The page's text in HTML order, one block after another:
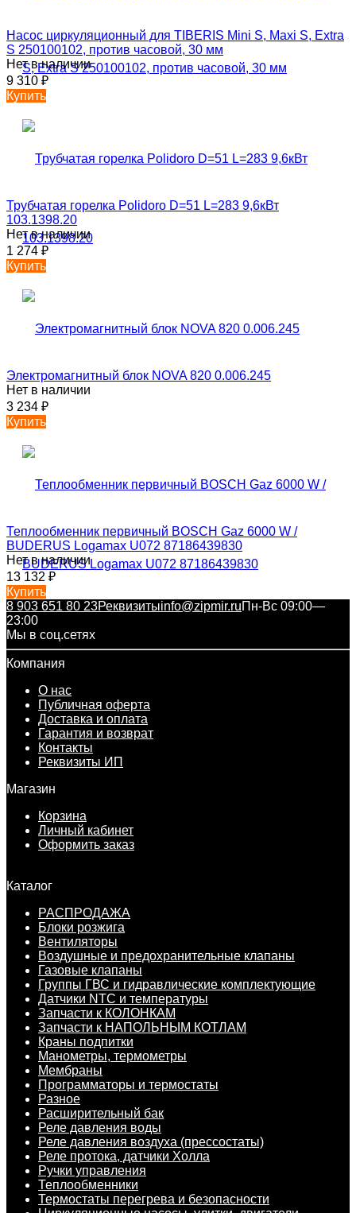
Насос циркуляционный для TIBERIS Mini S, Maxi S, Extra
S 250100102, против часовой, 30 мм
Нет в наличии
9 310 ₽
Купить
Трубчатая горелка Polidoro D=51 L=283 9,6кВт
103.1398.20
Нет в наличии
1 274 ₽
Купить
Электромагнитный блок NOVA 820 0.006.245
Нет в наличии
3 234 ₽
Купить
Теплообменник первичный BOSCH Gaz 6000 W /
BUDERUS Logamax U072 87186439830
Нет в наличии
13 132 ₽
Купить
8 903 651 80 23Реквизитыinfo@zipmir.ruПн-Вс 09:00—
23:00
Мы в соц.сетях
Компания
О нас
Публичная оферта
Доставка и оплата
Гарантия и возврат
Контакты
Реквизиты ИП
Магазин
Корзина
Личный кабинет
Оформить заказ
Каталог
РАСПРОДАЖА
Блоки розжига
Вентиляторы
Воздушные и предохранительные клапаны
Газовые клапаны
Группы ГВС и гидравлические комплектующие
Датчики NTC и температуры
Запчасти к КОЛОНКАМ
Запчасти к НАПОЛЬНЫМ КОТЛАМ
Краны подпитки
Манометры, термометры
Мембраны
Программаторы и термостаты
Разное
Расширительный бак
Реле давления воды
Реле давления воздуха (прессостаты)
Реле протока, датчики Холла
Ручки управления
Теплообменники
Термостаты перегрева и безопасности